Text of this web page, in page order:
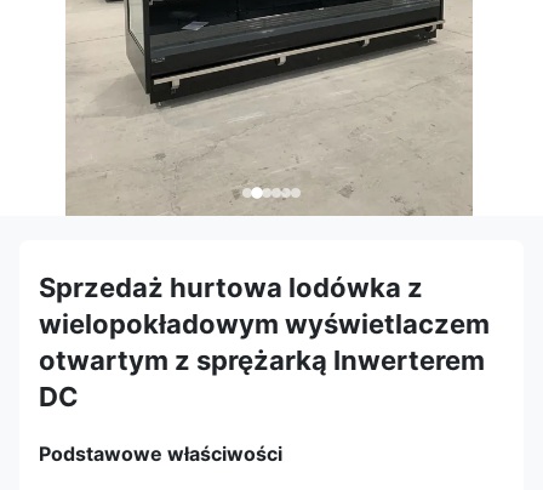
Sprzedaż hurtowa lodówka z
wielopokładowym wyświetlaczem
otwartym z sprężarką Inwerterem
DC
Podstawowe właściwości